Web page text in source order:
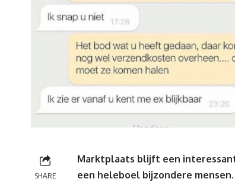
SHARE
Marktplaats blijft een
een heleboel bijzondere